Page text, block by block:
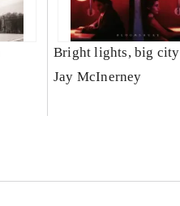
Bright lights, big city
Jay McInerney